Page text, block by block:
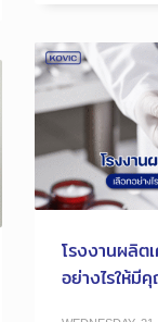
โรงงานผลิต
อย่างไรให้มี